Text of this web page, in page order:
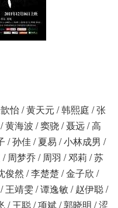
怡 / 黄天元 / 韩熙庭 / 张
黄海波 / 窦骁 / 聂远 / 高
/ 孙佳 / 夏易 / 小林成男 /
周梦乔 / 周羽 / 邓莉 / 苏
俊然 / 李楚楚 / 金子欣 /
王靖雯 / 谭逸敏 / 赵伊聪 /
/ 王聪 / 项斌 / 郭晓明 / 涩